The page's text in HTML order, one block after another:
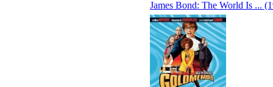
James Bond: The World Is ...